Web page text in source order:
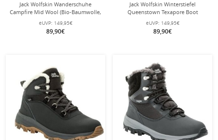
Jack Wolfskin Wanderschuhe
Campfire Mid Wool (Bio-Baumwolle,
bequem, atmungsaktiv)
phantomgrau Damen
eUVP: 149,95€
89,90€
Jack Wolfskin Winterstiefel
Queenstown Texapore Boot
(Veloursleder, wasserdicht)
berrypink Damen
eUVP: 149,95€
89,90€